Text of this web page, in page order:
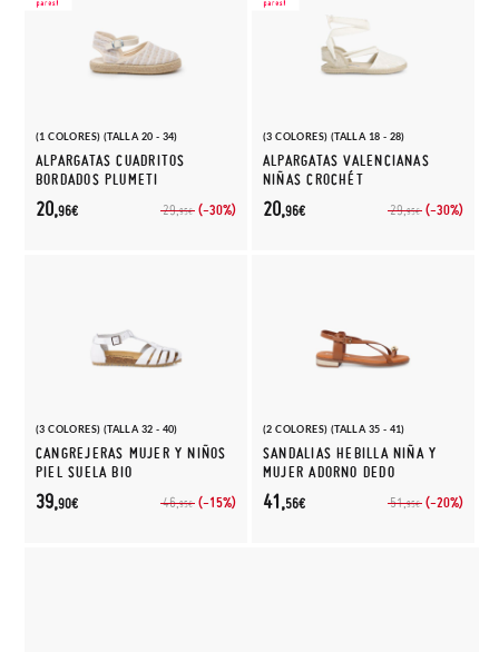
(1 COLORES) (TALLA 20 - 34)
ALPARGATAS CUADRITOS
BORDADOS PLUMETI
29,95€ (-30%)
20,96€
(3 COLORES) (TALLA 18 - 28)
ALPARGATAS VALENCIANAS
NIÑAS CROCHÉT
29,95€ (-30%)
20,96€
(3 COLORES) (TALLA 32 - 40)
CANGREJERAS MUJER Y NIÑOS
PIEL SUELA BIO
46,95€ (-15%)
39,90€
(2 COLORES) (TALLA 35 - 41)
SANDALIAS HEBILLA NIÑA Y
MUJER ADORNO DEDO
51,95€ (-20%)
41,56€